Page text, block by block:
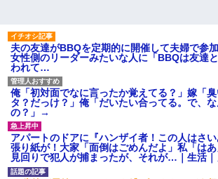
は出てけ！二度と来るな！」結
果・・・
私「初めて飲む味だけどなん
のお茶？」彼「ちっ！」私「」
【GIF】JSのカンチョーワロ
タ
後続車にクラクションを鳴ら
され彼氏が逆切れ。「何クラク
ション鳴らしてんだ！降りてこ
いよ！」と怒鳴りだし...
【衝撃】報酬100万円超の治験
募集がこちらｗｗｗｗｗ(※画像
あり)
夫の友達がBBQを定期的に開催して夫婦で参
女性側のリーダーみたいな人に「BBQは友達
われて…
俺「初対面でなに言ったか覚えてる？」嫁「
タ？だっけ？」俺「だいたい合ってる。で、
の？」→
アパートのドアに『ハンザイ者！この人はさ
張り紙が！大家「面倒はごめんだよ」私「は
見回りで犯人が捕まったが、それが…｜生活